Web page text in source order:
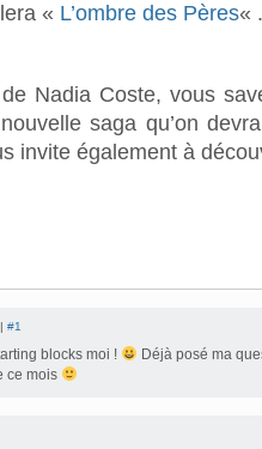
« L’ombre des Pères« .
de Nadia Coste, vous
saga qu’on
invite également à
#1
blocks moi !
Déjà posé ma
ce mois